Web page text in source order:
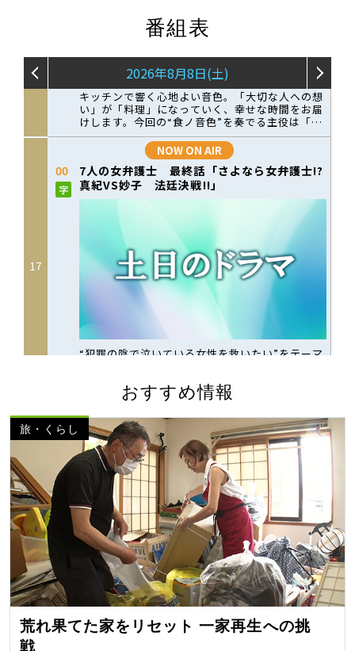
番組表
おすすめ情報
旅・くらし
荒れ果てた家をリセット 一家再生への挑
戦